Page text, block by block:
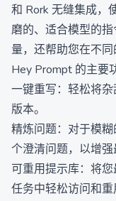
和 Rork 无缝集成，
磨的、适合模型的
量，还帮助您在不同
Hey Prompt 的主要
一键重写：轻松将
版本。
精炼问题：对于模
个澄清问题，以增强
可重用提示库：将
任务中轻松访问和重